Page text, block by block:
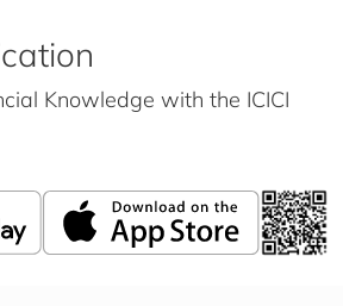
Knowledge with the ICICI